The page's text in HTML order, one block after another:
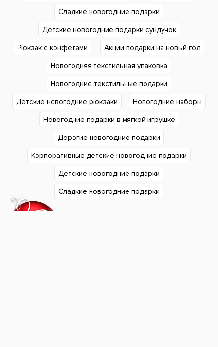
Сладкие новогодние подарки
Детские новогодние подарки сундучок
Рюкзак с конфетами Акции подарки на новый год
Новогодняя текстильная упаковка
Новогодние текстильные подарки
Детские новогодние рюкзаки Новогодние наборы
Новогодние подарки в мягкой игрушке
Дорогие новогодние подарки
Корпоративные детские новогодние подарки
Детские новогодние подарки
Сладкие новогодние подарки